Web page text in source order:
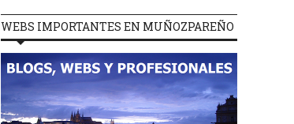
WEBS IMPORTANTES EN MUÑOZPAREÑO